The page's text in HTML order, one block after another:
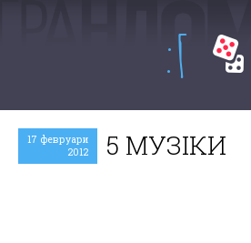
:Г
17 февруари
2012
5 МУЗIКИ